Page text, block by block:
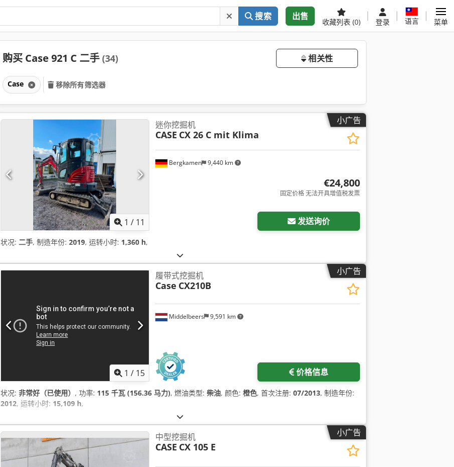
搜索 出售
收藏列表 (0) 登录 语言 菜单
购买 Case 921 C 二手 (34) 相关性
Case 移除所有筛选器
小广告
1 / 11
Bergkamen 9,440 km
迷你挖掘机
CASE CX 26 C mit Klima
€24,800
固定价格 无法开具增值税发票
发送询价
状况: 二手, 制造年份: 2019, 运转小时: 1,360 h,
小广告
1 / 15
Middelbeers 9,591 km
履带式挖掘机
Case CX210B
价格信息
状况: 非常好（已使用） , 功率: 115 千瓦 (156.36 马力), 燃油类型: 柴油, 颜色: 橙色, 首次注册: 07/2013, 制造年份:
2012, 运转小时: 15,109 h,
小广告
中型挖掘机
CASE CX 105 E